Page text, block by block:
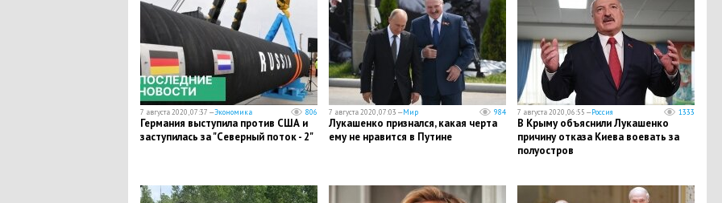
7 августа 2020, 07:37 —Экономика 806
Германия выступила против США и
заступилась за "Северный поток - 2"
7 августа 2020, 07:03 —Мир 984
Лукашенко признался, какая черта
ему не нравится в Путине
7 августа 2020, 06:55 —Россия 1333
В Крыму объяснили Лукашенко
причину отказа Киева воевать за
полуостров